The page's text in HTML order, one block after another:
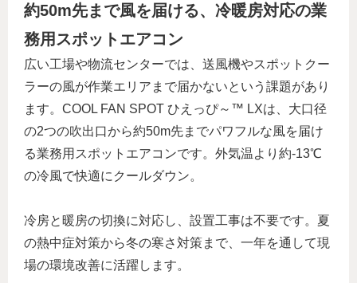
約50m先まで風を届ける、冷暖房対応の業
務用スポットエアコン
広い工場や物流センターでは、送風機やスポットクー
ラーの風が作業エリアまで届かないという課題があり
ます。COOL FAN SPOT ひえっぴ～™ LXは、大口径
の2つの吹出口から約50m先までパワフルな風を届け
る業務用スポットエアコンです。外気温より約-13℃
の冷風で快適にクールダウン。
冷房と暖房の切換に対応し、設置工事は不要です。夏
の熱中症対策から冬の寒さ対策まで、一年を通して現
場の環境改善に活躍します。